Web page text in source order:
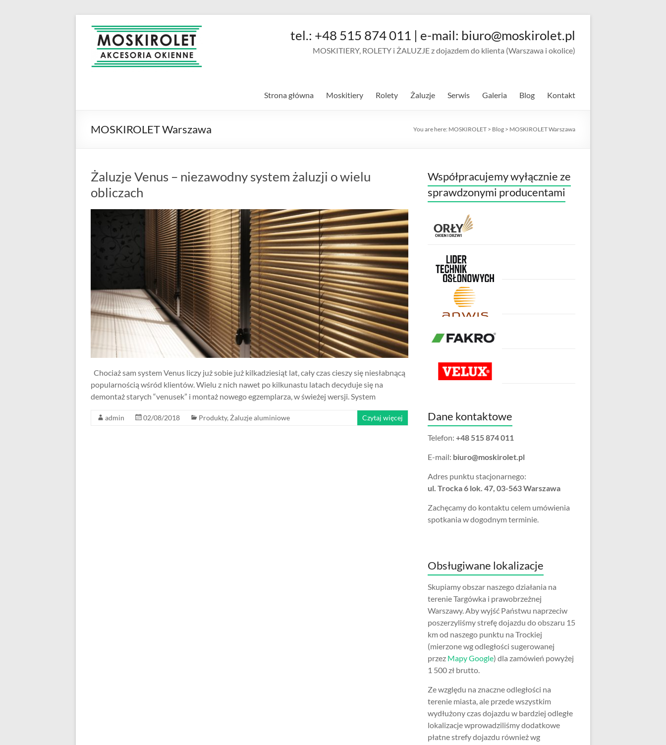
contentMOSKIROLET
siatki na
owady |
moskitiery
okienne |
drzwiowe
tel.: +48 515 874 011 | e-mail: biuro@moskirolet.pl
MOSKITIERY, ROLETY i ŻALUZJE z dojazdem do klienta (Warszawa i okolice)
Strona główna Moskitiery Rolety Żaluzje Serwis Galeria Blog Kontakt
MOSKIROLET Warszawa You are here: MOSKIROLET > Blog > MOSKIROLET Warszawa
Żaluzje Venus – niezawodny system żaluzji o wielu
obliczach
Chociaż sam system Venus liczy już sobie już kilkadziesiąt lat, cały czas cieszy się niesłabnącą
popularnością wśród klientów. Wielu z nich nawet po kilkunastu latach decyduje się na
demontaż starych “venusek” i montaż nowego egzemplarza, w świeżej wersji. System
admin 02/08/2018 Produkty, Żaluzje aluminiowe Czytaj więcej
Współpracujemy wyłącznie ze
sprawdzonymi producentami
Dane kontaktowe
Telefon: +48 515 874 011
E-mail: biuro@moskirolet.pl
Adres punktu stacjonarnego:
ul. Trocka 6 lok. 47, 03-563 Warszawa
Zachęcamy do kontaktu celem umówienia
spotkania w dogodnym terminie.
Obsługiwane lokalizacje
Skupiamy obszar naszego działania na
terenie Targówka i prawobrzeżnej
Warszawy. Aby wyjść Państwu naprzeciw
poszerzyliśmy strefę dojazdu do obszaru 15
km od naszego punktu na Trockiej
(mierzone wg odległości sugerowanej
przez Mapy Google) dla zamówień powyżej
1 500 zł brutto.
Ze względu na znaczne odległości na
terenie miasta, ale przede wszystkim
wydłużony czas dojazdu w bardziej odległe
lokalizacje wprowadziliśmy dodatkowe
płatne strefy dojazdu również wg